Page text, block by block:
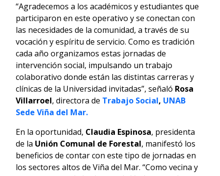
“Agradecemos a los académicos y estudiantes que
participaron en este operativo y se conectan con
las necesidades de la comunidad, a través de su
vocación y espíritu de servicio. Como es tradición
cada año organizamos estas jornadas de
intervención social, impulsando un trabajo
colaborativo donde están las distintas carreras y
clínicas de la Universidad invitadas”, señaló Rosa
Villarroel, directora de Trabajo Social, UNAB
Sede Viña del Mar.
En la oportunidad, Claudia Espinosa, presidenta
de la Unión Comunal de Forestal, manifestó los
beneficios de contar con este tipo de jornadas en
los sectores altos de Viña del Mar. “Como vecina y